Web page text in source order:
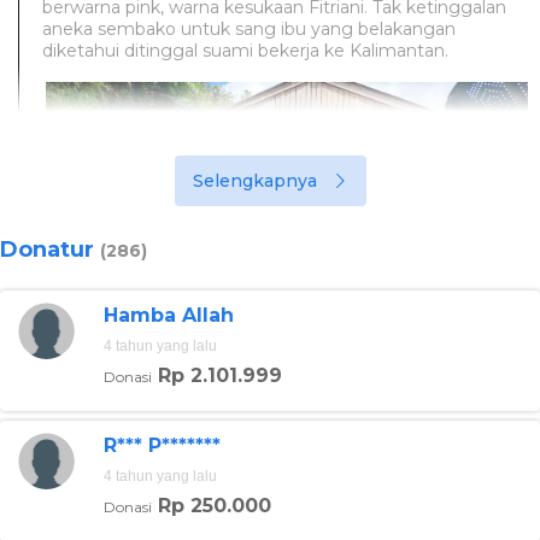
berwarna pink, warna kesukaan Fitriani. Tak ketinggalan
aneka sembako untuk sang ibu yang belakangan
diketahui ditinggal suami bekerja ke Kalimantan.
Sesuai permintaan keluarga Fitriani membelanjakan
material untuk membangun kamar mandi untuk
Selengkapnya
Donatur (286)
Hamba Allah
4 tahun yang lalu
Donasi Rp 2.101.999
R*** P*******
4 tahun yang lalu
Donasi Rp 250.000